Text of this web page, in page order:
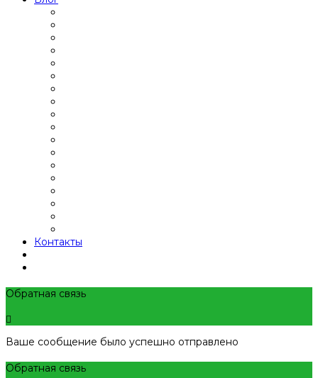
Контакты
Обратная связь
Ваше сообщение было успешно отправлено
Обратная связь